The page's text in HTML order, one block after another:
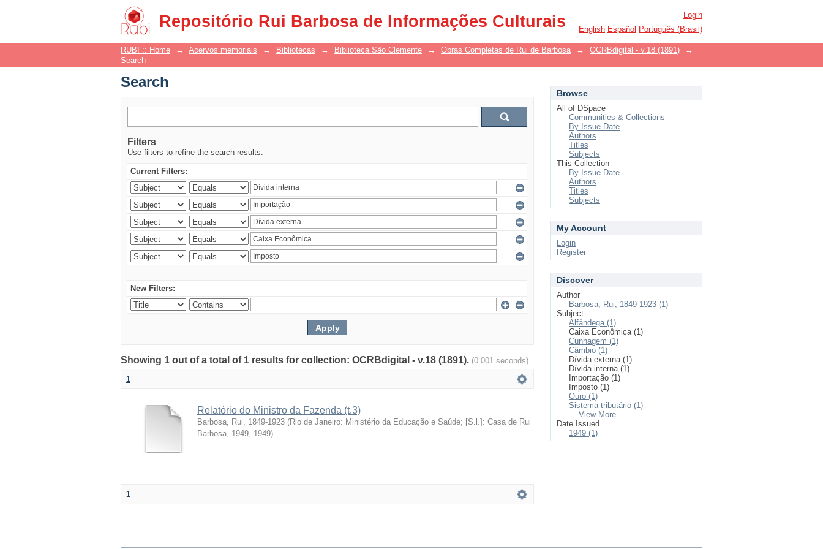
Repositório Rui Barbosa de Informações Culturais
Search
Login
English Español Português (Brasil)
RUBI :: Home → Acervos memoriais → Bibliotecas → Biblioteca São Clemente → Obras Completas de Rui de Barbosa → OCRBdigital - v.18 (1891)
→
Search
Search
Filters
Use filters to refine the search results.
Current Filters:
New Filters:
Showing 1 out of a total of 1 results for collection: OCRBdigital - v.18 (1891). (0.001 seconds)
1
Relatório do Ministro da Fazenda (t.3)
Barbosa, Rui, 1849-1923 (Rio de Janeiro: Ministério da Educação e Saúde; [S.l.]: Casa de Rui
Barbosa, 1949, 1949)
1
Browse
All of DSpace
Communities & Collections
By Issue Date
Authors
Titles
Subjects
This Collection
By Issue Date
Authors
Titles
Subjects
My Account
Login
Register
Discover
Author
Barbosa, Rui, 1849-1923 (1)
Subject
Alfândega (1)
Caixa Econômica (1)
Cunhagem (1)
Câmbio (1)
Dívida externa (1)
Dívida interna (1)
Importação (1)
Imposto (1)
Ouro (1)
Sistema tributário (1)
... View More
Date Issued
1949 (1)